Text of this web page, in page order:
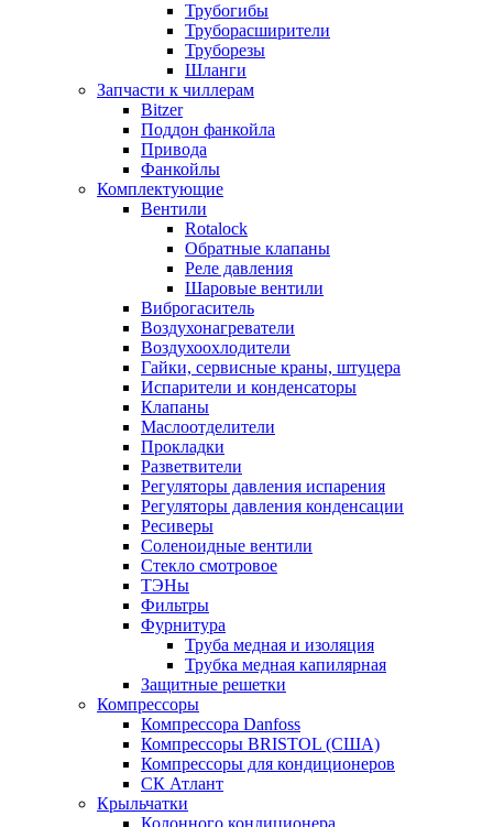
Трубогибы
Труборасширители
Труборезы
Шланги
Запчасти к чиллерам
Bitzer
Поддон фанкойла
Привода
Фанкойлы
Комплектующие
Вентили
Rotalock
Обратные клапаны
Реле давления
Шаровые вентили
Виброгаситель
Воздухонагреватели
Воздухоохлодители
Гайки, сервисные краны, штуцера
Испарители и конденсаторы
Клапаны
Маслоотделители
Прокладки
Разветвители
Регуляторы давления испарения
Регуляторы давления конденсации
Ресиверы
Соленоидные вентили
Стекло смотровое
ТЭНы
Фильтры
Фурнитура
Труба медная и изоляция
Трубка медная капилярная
Защитные решетки
Компрессоры
Компрессора Danfoss
Компрессоры BRISTOL (США)
Компрессоры для кондиционеров
СК Атлант
Крыльчатки
Колонного кондиционера